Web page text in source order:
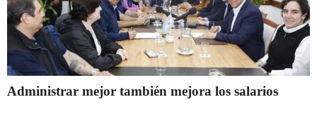
Administrar mejor también mejora los salarios